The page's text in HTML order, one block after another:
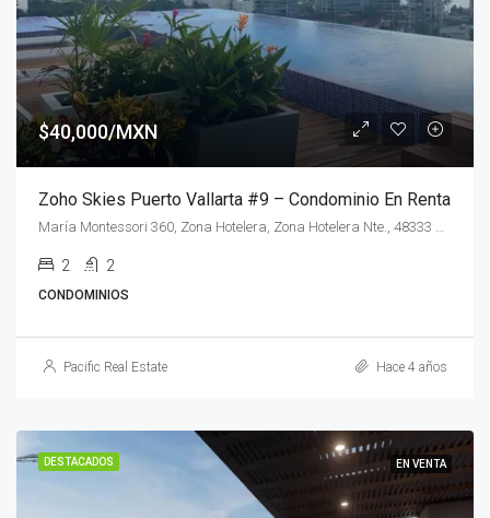
$40,000/MXN
Zoho Skies Puerto Vallarta #9 – Condominio En Renta
2 2
CONDOMINIOS
Pacific Real Estate Hace 4 años
DESTACADOS EN VENTA